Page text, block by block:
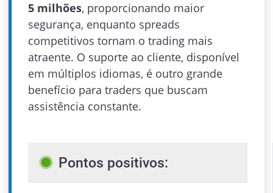
5 milhões, proporcionando maior
segurança, enquanto spreads
competitivos tornam o trading mais
atraente. O suporte ao cliente, disponível
em múltiplos idiomas, é outro grande
benefício para traders que buscam
assistência constante.
Pontos positivos: